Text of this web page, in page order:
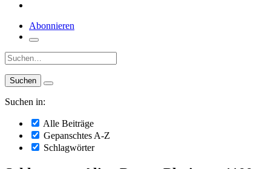
Abonnieren
Suche:
Suchen in:
Alle Beiträge
Gepanschtes A-Z
Schlagwörter